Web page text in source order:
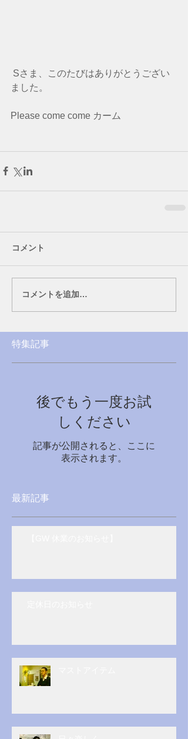
ました。
Please come come カーム
コメント
コメントを追加…
特集記事
後でもう一度お試
しください
記事が公開されると、ここに
表示されます。
最新記事